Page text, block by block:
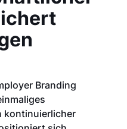
Branding
kontinuierlicher